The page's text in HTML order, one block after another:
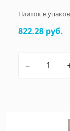
Плиток в
822.28 руб.
–